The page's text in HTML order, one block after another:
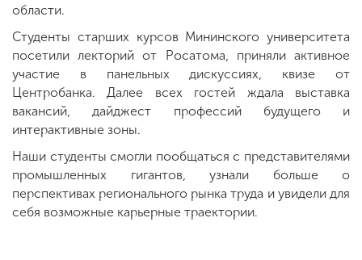
области.
Студенты старших курсов Мининского университета
посетили лекторий от Росатома, приняли активное
участие в панельных дискуссиях, квизе от
Центробанка. Далее всех гостей ждала выставка
вакансий, дайджест профессий будущего и
интерактивные зоны.
Наши студенты смогли пообщаться с представителями
промышленных гигантов, узнали больше о
перспективах регионального рынка труда и увидели для
себя возможные карьерные траектории.